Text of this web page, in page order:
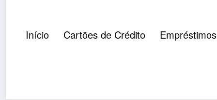
Início Cartões de Crédito Empréstimos